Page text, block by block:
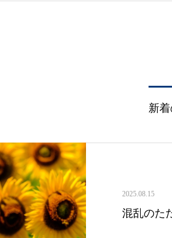
新
2025.08.15
混乱のた